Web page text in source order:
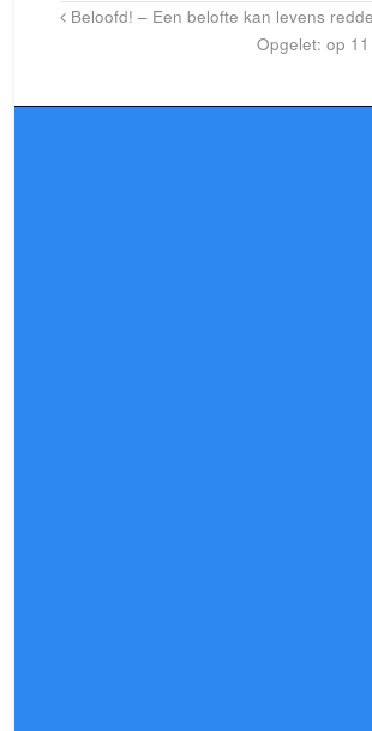
Beloofd! – Een belofte kan levens
Opgelet: op